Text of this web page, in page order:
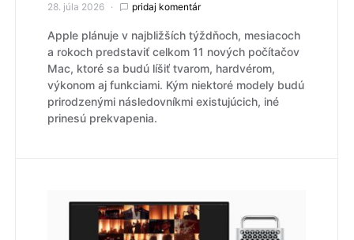
28. júla 2026 pridaj komentár
Apple plánuje v najbližších týždňoch, mesiacoch
a rokoch predstaviť celkom 11 nových počítačov
Mac, ktoré sa budú líšiť tvarom, hardvérom,
výkonom aj funkciami. Kým niektoré modely budú
prirodzenými následovníkmi existujúcich, iné
prinesú prekvapenia.